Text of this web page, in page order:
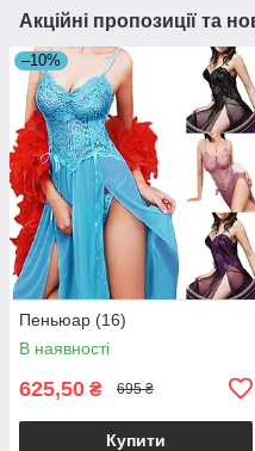
Акційні пропозиції та
–10%
Пеньюар (16)
В наявності
625,50 ₴ 695 ₴
Купити